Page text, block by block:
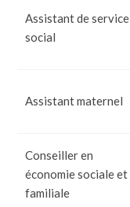
Assistant de service
social
Assistant maternel
Conseiller en
économie sociale et
familiale